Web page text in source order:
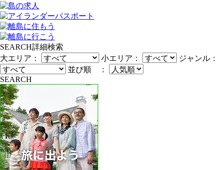
SEARCH詳細検索
大エリア：
小エリア：
ジャンル：
並び順 ：
SEARCH